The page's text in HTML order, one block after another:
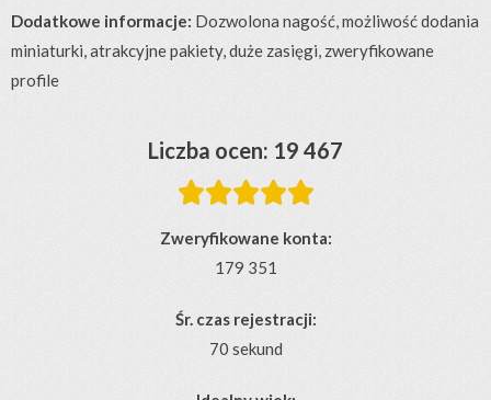
Dodatkowe informacje: Dozwolona nagość, możliwość dodania
miniaturki, atrakcyjne pakiety, duże zasięgi, zweryfikowane
profile
Liczba ocen: 19 467

Zweryfikowane konta:
179 351
Śr. czas rejestracji:
70 sekund